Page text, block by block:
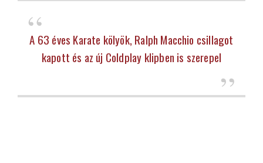
A 63 éves Karate kölyök, Ralph Macchio csillagot
kapott és az új Coldplay klipben is szerepel